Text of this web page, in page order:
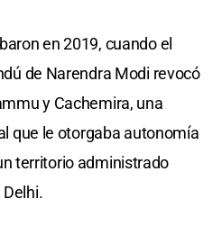
en 2019, cuando el
de Narendra Modi revocó
y Cachemira, una
que le otorgaba autonomía
territorio administrado